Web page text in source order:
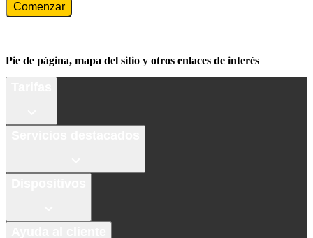
Comenzar
Pie de página, mapa del sitio y otros enlaces de interés